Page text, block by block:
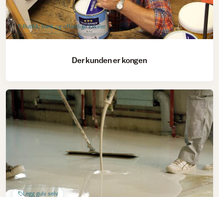
Butikk, bank og offentlige lokaler
Der kunden er kongen
Legg gulv selv